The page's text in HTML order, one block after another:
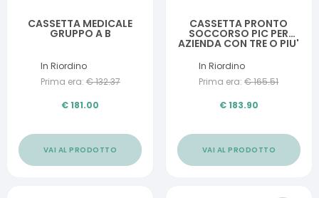
CASSETTA MEDICALE
GRUPPO A B
In Riordino
Prima era: €132.37
€181.00
VAI AL PRODOTTO
CASSETTA PRONTO
SOCCORSO PIC PER
AZIENDA CON TRE O PIU'
In Riordino
Prima era: €165.51
€183.90
VAI AL PRODOTTO